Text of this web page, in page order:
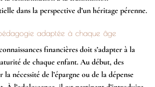
dans la perspective d’un héritage pérenne.
adaptée à chaque âge
financières doit s’adapter à la
de chaque enfant. Au début, des
la nécessité de l’épargne ou de la dépense